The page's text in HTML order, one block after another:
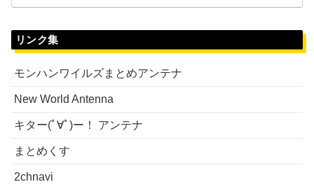
リンク集
モンハンワイルズまとめアンテナ
New World Antenna
キター(ﾟ∀ﾟ)ー！ アンテナ
まとめくす
2chnavi